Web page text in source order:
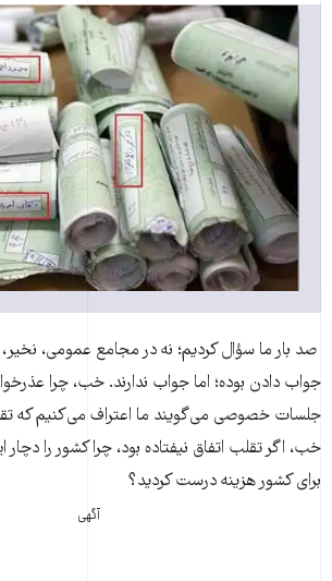
صد بار ما سؤال کردیم؛ نه در مجامع عمومى،
جواب دادن بوده؛ اما جواب ندارند. خب، چرا
جلسات خصوصى می‌گویند ما اعتراف می‌کنیم که
خب، اگر تقلب اتفاق نیفتاده بود، چرا کشور را
براى کشور هزینه درست کردید؟
آگهی